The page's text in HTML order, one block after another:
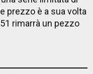
prezzo è a sua volta
rimarrà un pezzo